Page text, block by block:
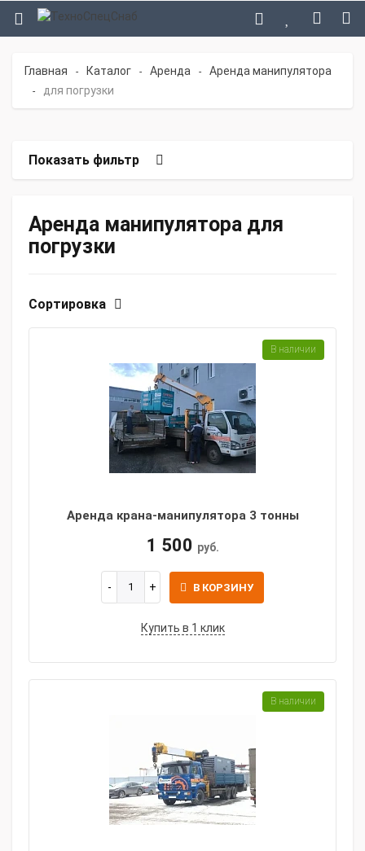
Главная - Каталог - Аренда - Аренда манипулятора
- для погрузки
Показать фильтр
Аренда манипулятора для
погрузки
Сортировка
Аренда крана-манипулятора 3 тонны
1 500 руб.
В КОРЗИНУ
Купить в 1 клик
В наличии
В наличии